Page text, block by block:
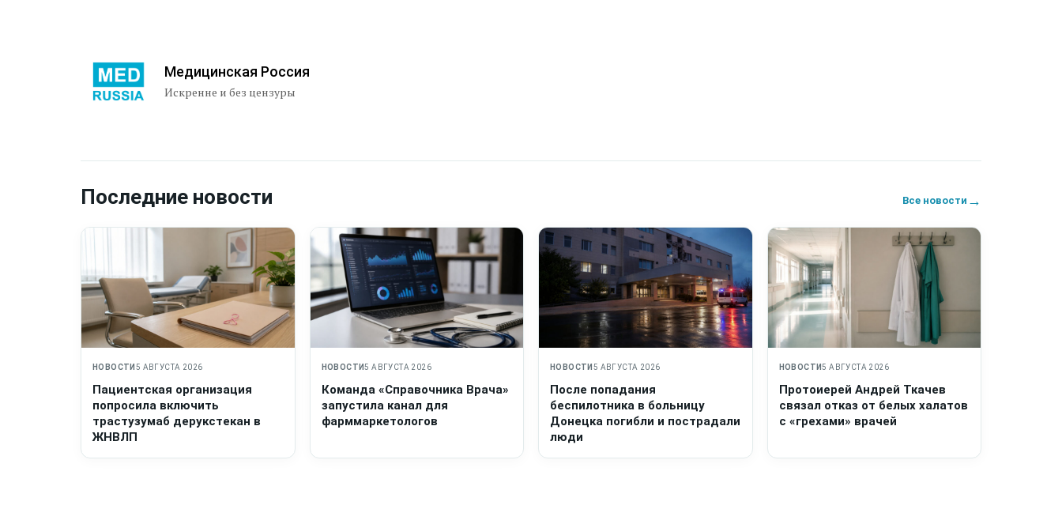
Медицинская Россия
Искренне и без цензуры
Последние новости Все новости →
НОВОСТИ 5 АВГУСТА 2026
Пациентская организация
попросила включить
трастузумаб дерукстекан в
ЖНВЛП
НОВОСТИ5 АВГУСТА 2026
Команда «Справочника Врача»
запустила канал для
фарммаркетологов
НОВОСТИ 5 АВГУСТА 2026
После попадания
беспилотника в больницу
Донецка погибли и пострадали
люди
НОВОСТИ5 АВГУСТА 2026
Протоиерей Андрей Ткачев
связал отказ от белых халатов
с «грехами» врачей